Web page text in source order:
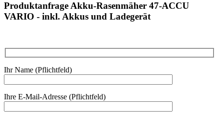
Produktanfrage Akku-Rasenmäher 47-ACCU
VARIO - inkl. Akkus und Ladegerät
Ihr Name (Pflichtfeld)
Ihre E-Mail-Adresse (Pflichtfeld)